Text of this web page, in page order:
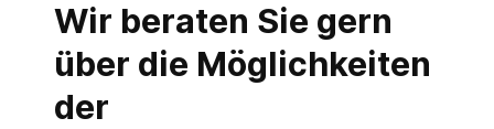
Wir beraten Sie gern
über die Möglichkeiten
der